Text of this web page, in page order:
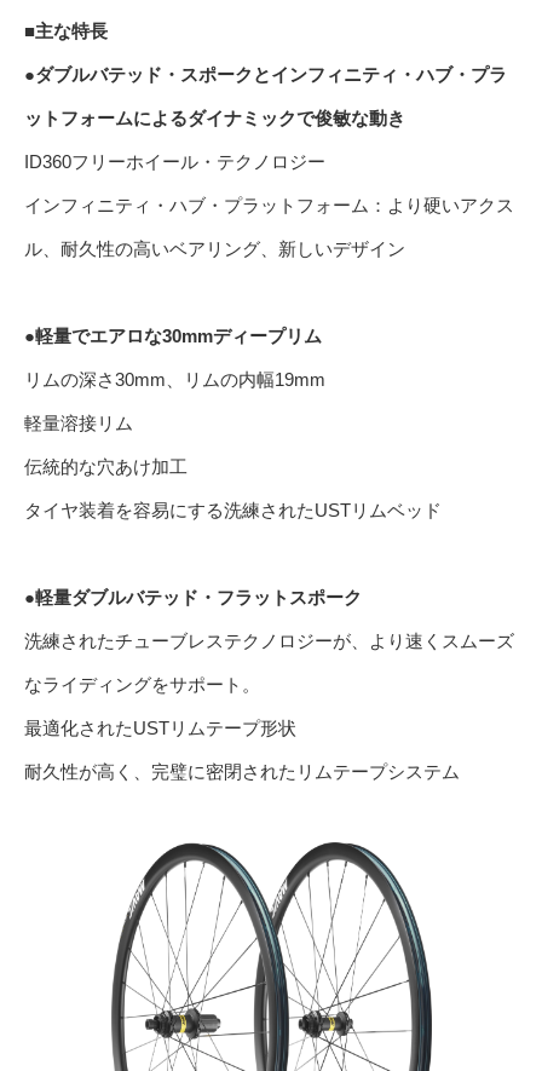
■主な特長
●ダブルバテッド・スポークとインフィニティ・ハブ・プラ
ットフォームによるダイナミックで俊敏な動き
ID360フリーホイール・テクノロジー
インフィニティ・ハブ・プラットフォーム：より硬いアクス
ル、耐久性の高いベアリング、新しいデザイン
●軽量でエアロな30mmディープリム
リムの深さ30mm、リムの内幅19mm
軽量溶接リム
伝統的な穴あけ加工
タイヤ装着を容易にする洗練されたUSTリムベッド
●軽量ダブルバテッド・フラットスポーク
洗練されたチューブレステクノロジーが、より速くスムーズ
なライディングをサポート。
最適化されたUSTリムテープ形状
耐久性が高く、完璧に密閉されたリムテープシステム